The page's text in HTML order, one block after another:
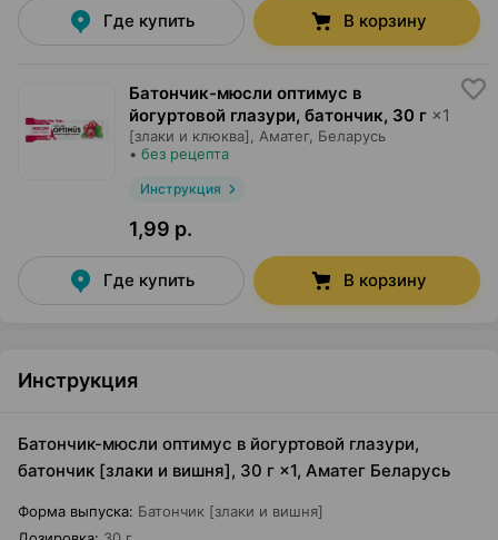
Где купить В корзину
Батончик-мюсли оптимус в
йогуртовой глазури, батончик, 30 г ×1
[злаки и клюква], Аматег, Беларусь
• без рецепта
Инструкция
1,99 р.
Где купить В корзину
Инструкция
Батончик-мюсли оптимус в йогуртовой глазури,
батончик [злаки и вишня], 30 г ×1, Аматег Беларусь
Форма выпуска: Батончик [злаки и вишня]